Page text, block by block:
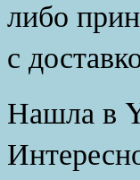
либо
с
Нашла в